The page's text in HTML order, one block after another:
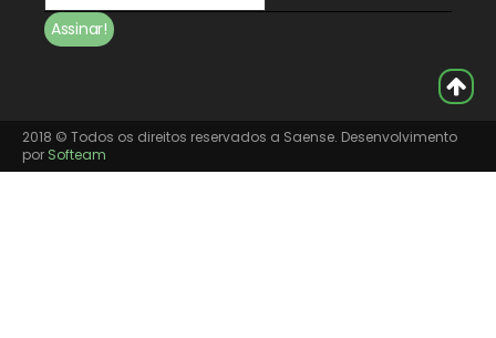
2018 © Todos os direitos reservados a Saense. Desenvolvimento
por Softeam